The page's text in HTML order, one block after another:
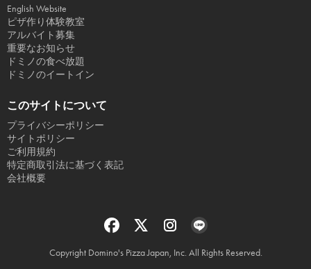
English Website
ピザ作り体験教室
アルバイト募集
重要なお知らせ
ドミノの食べ放題
ドミノのイートイン
このサイトについて
プライバシーポリシー
サイトポリシー
ご利用規約
特定商取引法に基づく表記
会社概要
Copyright Domino's Pizza Japan, Inc. All Rights Reserved.